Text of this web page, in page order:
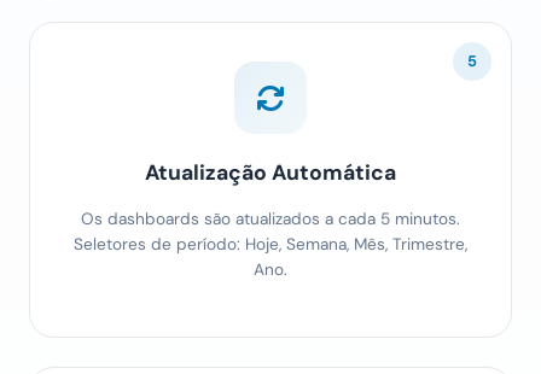
5
Atualização Automática
Os dashboards são atualizados a cada 5 minutos.
Seletores de período: Hoje, Semana, Mês, Trimestre,
Ano.